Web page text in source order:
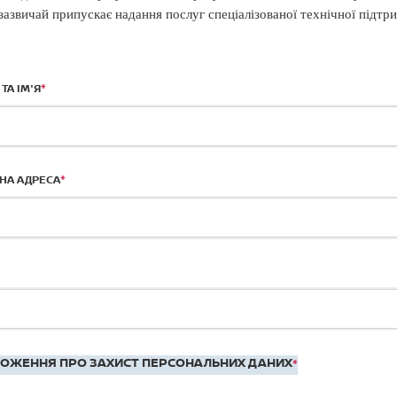
припускає надання послуг спеціалізованої технічної
ІМ'Я*
АДРЕСА*
ПРО ЗАХИСТ ПЕРСОНАЛЬНИХ ДАНИХ*